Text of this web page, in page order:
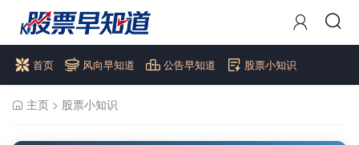
首页 风向早知道 公告早知道 股票小知识
主页 > 股票小知识